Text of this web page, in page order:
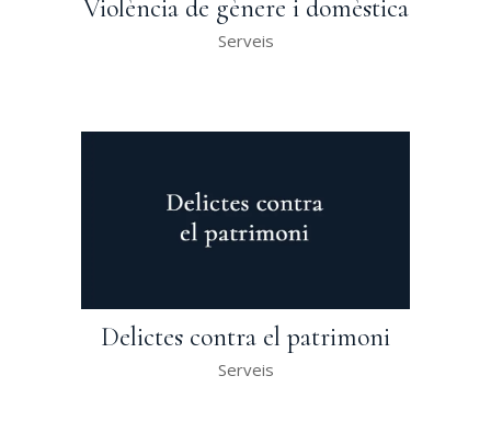
Violència de gènere i domèstica
Serveis
Delictes contra el patrimoni
Serveis